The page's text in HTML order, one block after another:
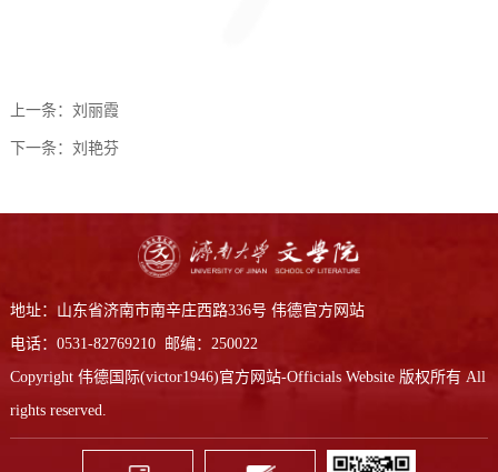
上一条： 刘丽霞
下一条： 刘艳芬
地址：山东省济南市南辛庄西路336号 伟德官方网站
电话：0531-82769210 邮编：250022
Copyright 伟德国际(victor1946)官方网站-Officials Website 版权所有 All
rights reserved.